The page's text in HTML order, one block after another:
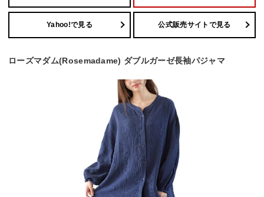
Yahoo!で見る 公式販売サイトで見る
ローズマダム(Rosemadame) ダブルガーゼ長袖パジャマ